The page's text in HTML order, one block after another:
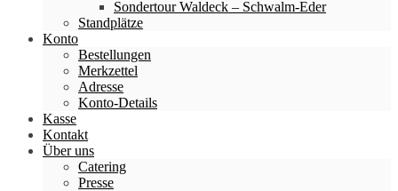
Sondertour Waldeck – Schwalm-Eder
Standplätze
Konto
Bestellungen
Merkzettel
Adresse
Konto-Details
Kasse
Kontakt
Über uns
Catering
Presse